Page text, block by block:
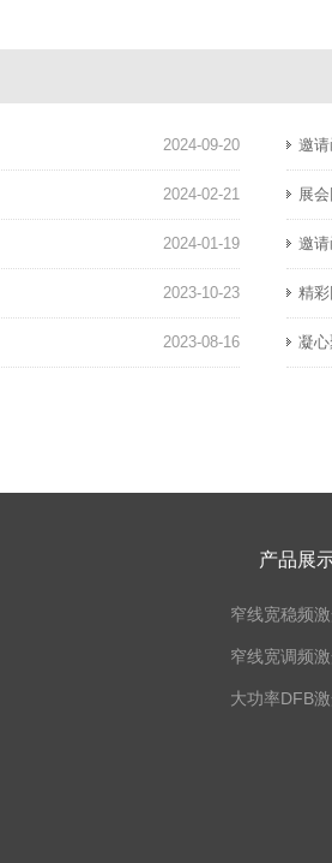
2024-09-20 邀
2024-02-21 展
2024-01-19 邀
2023-10-23 精
2023-08-16 凝
产品展
窄线宽稳频
窄线宽调频
大功率DFB